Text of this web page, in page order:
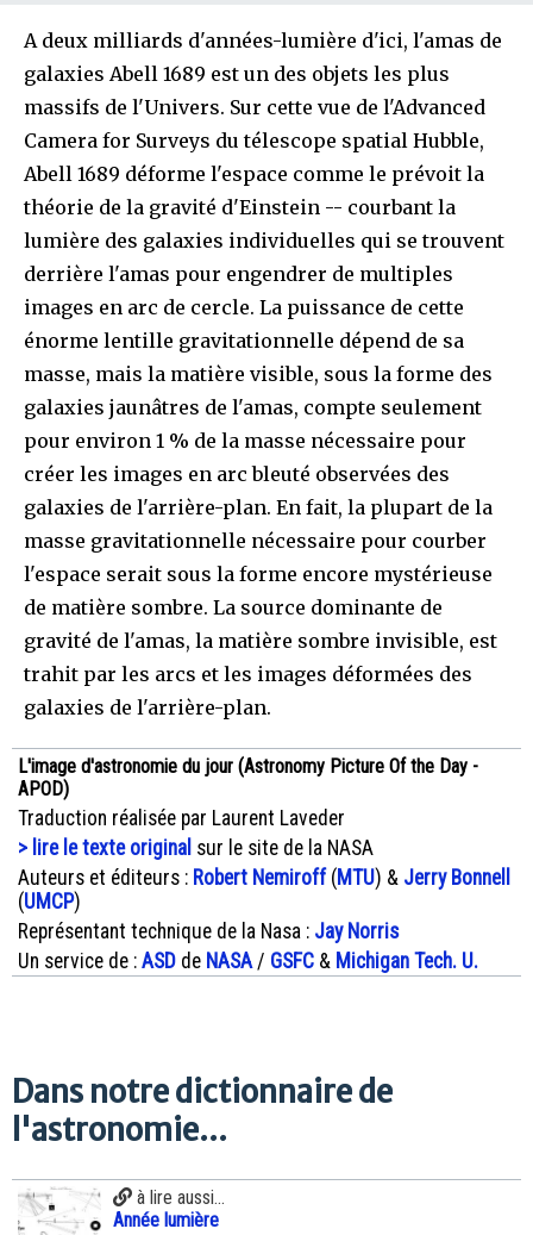
A deux milliards d'années-lumière d'ici, l'amas de
galaxies Abell 1689 est un des objets les plus
massifs de l'Univers. Sur cette vue de l'Advanced
Camera for Surveys du télescope spatial Hubble,
Abell 1689 déforme l'espace comme le prévoit la
théorie de la gravité d'Einstein -- courbant la
lumière des galaxies individuelles qui se trouvent
derrière l'amas pour engendrer de multiples
images en arc de cercle. La puissance de cette
énorme lentille gravitationnelle dépend de sa
masse, mais la matière visible, sous la forme des
galaxies jaunâtres de l'amas, compte seulement
pour environ 1 % de la masse nécessaire pour
créer les images en arc bleuté observées des
galaxies de l'arrière-plan. En fait, la plupart de la
masse gravitationnelle nécessaire pour courber
l'espace serait sous la forme encore mystérieuse
de matière sombre. La source dominante de
gravité de l'amas, la matière sombre invisible, est
trahit par les arcs et les images déformées des
galaxies de l'arrière-plan.
L'image d'astronomie du jour (Astronomy Picture Of the Day -
APOD)
Traduction réalisée par Laurent Laveder
> lire le texte original sur le site de la NASA
Auteurs et éditeurs : Robert Nemiroff(MTU) & Jerry Bonnell
(UMCP)
Représentant technique de la Nasa : Jay Norris
Un service de : ASD de NASA / GSFC & Michigan Tech. U.
Dans notre dictionnaire de
l'astronomie...
à lire aussi...
Année lumière